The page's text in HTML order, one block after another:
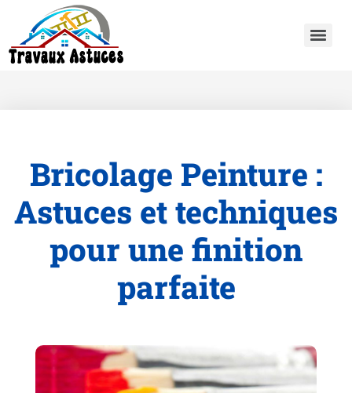
Bricolage Peinture :
Astuces et techniques
pour une finition
parfaite